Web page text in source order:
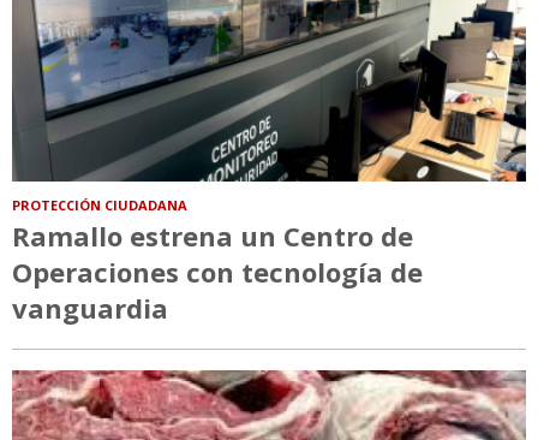
PROTECCIÓN CIUDADANA
Ramallo estrena un Centro de
Operaciones con tecnología de
vanguardia